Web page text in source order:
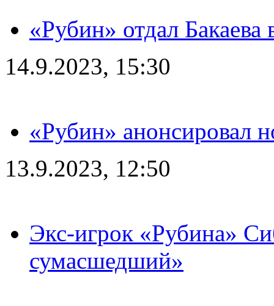
«Рубин» отдал
14.9.2023, 15:30
«Рубин» анонсировал
13.9.2023, 12:50
Экс-игрок «Рубина»
сумасшедший»